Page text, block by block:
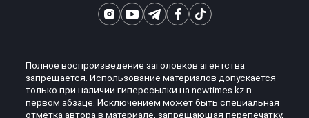
Полное воспроизведение заголовков агентства
запрещается. Использование материалов допускается
только при наличии гиперссылки на newtimes.kz в
первом абзаце. Исключением может быть специальная
отметка автора в материале, запрещающая перепечатку,